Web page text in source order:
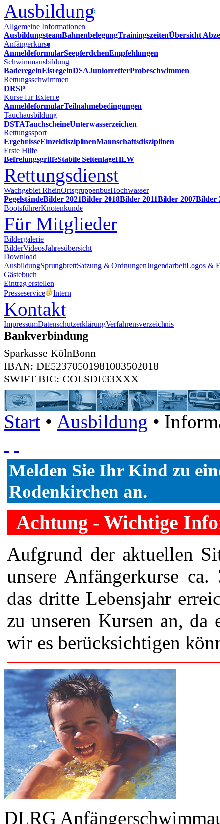
Ausbildung
Allgemeine Informationen
AusbildungsteamBahnenbelegungTrainingszeitenÜbersicht
Anfängerkurse
AnmeldeformularSeepferdchenEmpfehlungen
Schwimmausbildung
BaderegelnEisregelnDSAJuniorretterProbeschwimmen
Rettungsschwimmen
DRSP
Kurse für Externe
AnmeldeformularTeilnahmebedingungen
Tauchausbildung
DSTATauchscheineUnterwasserzeichen
Rettungssport
ErgebnisseEinzeldisziplinenMannschaftsdisziplinen
Erste Hilfe
BefreiungsgriffeStabile SeitenlageHLW
Rettungsdienst
Wachgebiet RheinOrtsgruppenbusHochwasser
PegelständeBilder 2021Bilder 2018Bilder 2011Bilder 2007Bilder
BootsführerKnotenkunde
Für Mitglieder
Bildergalerie
BilderVideosJahresübersicht
Download
AusbildungSprungbrettSatzung & OrdnungenJugendarbeitLogos &
Gästebuch
Eintrag erstellen
Presseservice
Intern
Kontakt
ImpressumDatenschutzerklärungVerfahrensverzeichnis
Bankverbindung
Sparkasse KölnBonn
IBAN: DE52370501981003502018
SWIFT-BIC: COLSDE33XXX
Start • Ausbildung •
Melden Sie Ihr Kind zu
Rodenkirchen an.
Achtung - Wichtige
Aufgrund der aktuellen
unsere Anfängerkurse
das dritte Lebensjahr
zu unseren Kursen an,
wir es berücksichtigen
DLRG